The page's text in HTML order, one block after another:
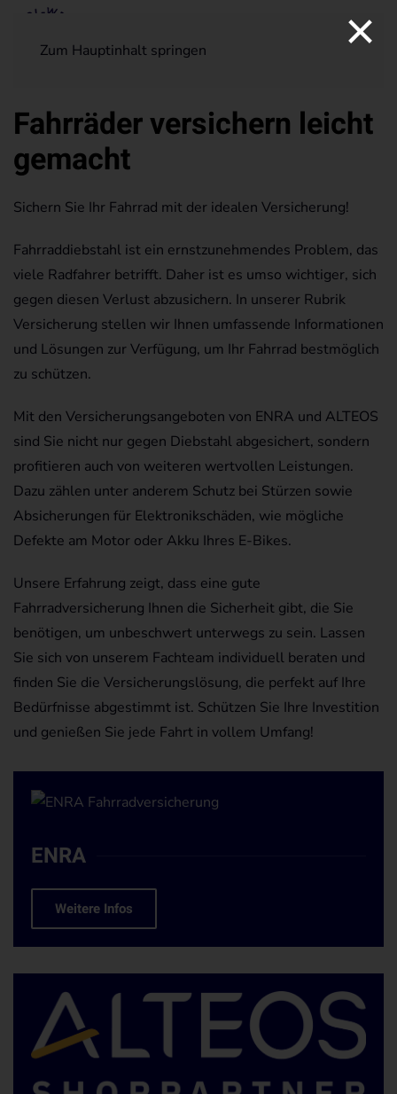
Zum Hauptinhalt springen
Fahrräder versichern leicht
gemacht
Sichern Sie Ihr Fahrrad mit der idealen Versicherung!
Fahrraddiebstahl ist ein ernstzunehmendes Problem, das
viele Radfahrer betrifft. Daher ist es umso wichtiger, sich
gegen diesen Verlust abzusichern. In unserer Rubrik
Versicherung stellen wir Ihnen umfassende Informationen
und Lösungen zur Verfügung, um Ihr Fahrrad bestmöglich
zu schützen.
Mit den Versicherungsangeboten von ENRA und ALTEOS
sind Sie nicht nur gegen Diebstahl abgesichert, sondern
profitieren auch von weiteren wertvollen Leistungen.
Dazu zählen unter anderem Schutz bei Stürzen sowie
Absicherungen für Elektronikschäden, wie mögliche
Defekte am Motor oder Akku Ihres E-Bikes.
Unsere Erfahrung zeigt, dass eine gute
Fahrradversicherung Ihnen die Sicherheit gibt, die Sie
benötigen, um unbeschwert unterwegs zu sein. Lassen
Sie sich von unserem Fachteam individuell beraten und
finden Sie die Versicherungslösung, die perfekt auf Ihre
Bedürfnisse abgestimmt ist. Schützen Sie Ihre Investition
und genießen Sie jede Fahrt in vollem Umfang!
ENRA
Weitere Infos
×